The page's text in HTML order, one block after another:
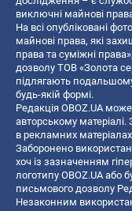
виключні майнові
На всі опубліковані
майнові права, які
права та суміжні
дозволу ТОВ «Золота
підлягають
будь-якій формі.
Редакція OBOZ.UA
авторському матеріалі.
в рекламних
Заборонено
хоч із зазначенням
логотипу OBOZ.UA або
письмового дозволу
Незаконним